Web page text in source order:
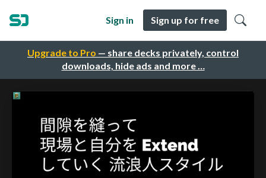
Upgrade to Pro — share decks privately, control
downloads, hide ads and more …
Sign in Sign up for free